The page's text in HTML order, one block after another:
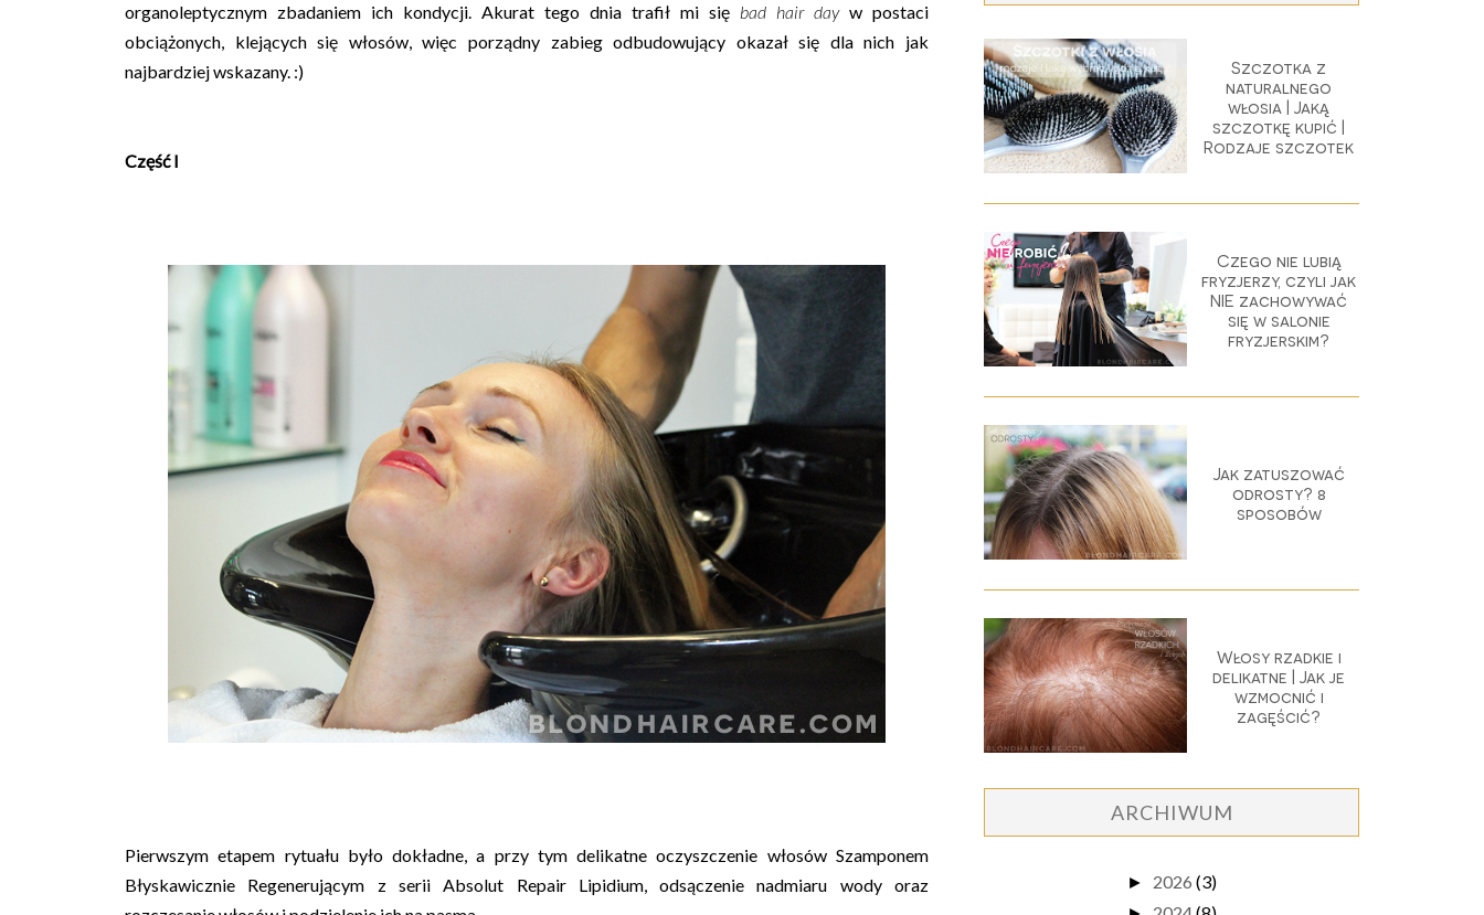
organoleptycznym zbadaniem ich kondycji. Akurat tego dnia trafił mi się bad hair dayw postaci
obciążonych, klejących się włosów, więc porządny zabieg odbudowujący okazał się dla nich jak
najbardziej wskazany. :)
Część I
Pierwszym etapem rytuału było dokładne, a przy tym delikatne oczyszczenie włosów Szamponem
Błyskawicznie Regenerującym z serii Absolut Repair Lipidium, odsączenie nadmiaru wody oraz
Szczotka z
naturalnego
włosia | Jaką
szczotkę kupić |
Rodzaje szczotek
Czego nie lubią
fryzjerzy, czyli jak
NIE zachowywać
się w salonie
fryzjerskim?
Jak zatuszować
odrosty? 8
sposobów
Włosy rzadkie i
delikatne | Jak je
wzmocnić i
zagęścić?
ARCHIWUM
► 2026 (3)